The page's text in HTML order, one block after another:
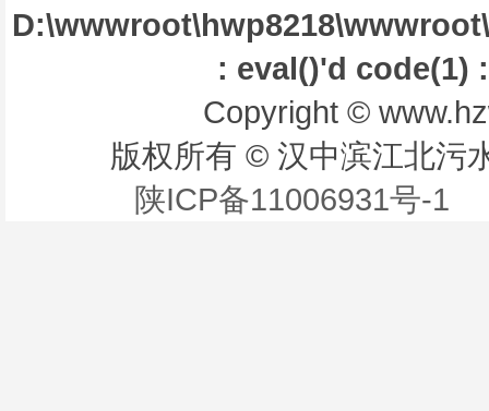
: eval()'d code(1)
Copyright ©
版权所有 © 汉中滨江北污
陕ICP备11006931号-1